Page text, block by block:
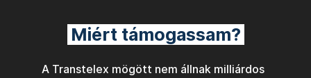
Miért támogassam?
A Transtelex mögött nem állnak milliárdos